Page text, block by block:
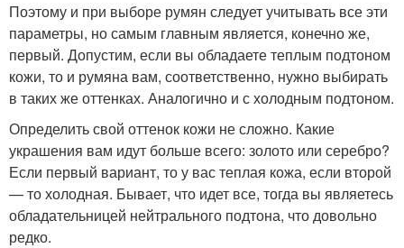
Поэтому и при выборе румян следует учитывать все эти
параметры, но самым главным является, конечно же,
первый. Допустим, если вы обладаете теплым подтоном
кожи, то и румяна вам, соответственно, нужно выбирать
в таких же оттенках. Аналогично и с холодным подтоном.
Определить свой оттенок кожи не сложно. Какие
украшения вам идут больше всего: золото или серебро?
Если первый вариант, то у вас теплая кожа, если второй
— то холодная. Бывает, что идет все, тогда вы являетесь
обладательницей нейтрального подтона, что довольно
редко.